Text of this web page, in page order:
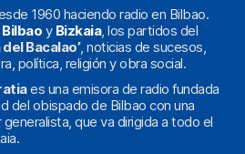
1960 haciendo radio en Bilbao.
Bilbao y Bizkaia, los partidos del
del Bacalao’, noticias de sucesos,
política, religión y obra social.
es una emisora de radio fundada
del obispado de Bilbao con una
que va dirigida a todo el